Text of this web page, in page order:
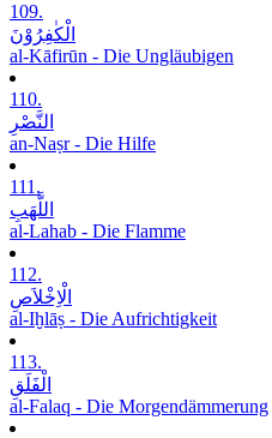
109.
الْکٰفِرُوْنَ
al-Kāfirūn - Die Ungläubigen
110.
النَّصْرِ
an-Naṣr - Die Hilfe
111.
اللَّھَبِ
al-Lahab - Die Flamme
112.
الْاِخْلاَصِ
al-Iḫlāṣ - Die Aufrichtigkeit
113.
الْفَلَقِ
al-Falaq - Die Morgendämmerung